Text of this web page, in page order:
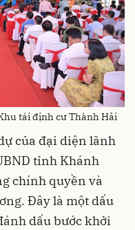
tái định cư Thành Hải
của đại diện lãnh
tỉnh Khánh
chính quyền và
Đây là một dấu
dấu bước khởi